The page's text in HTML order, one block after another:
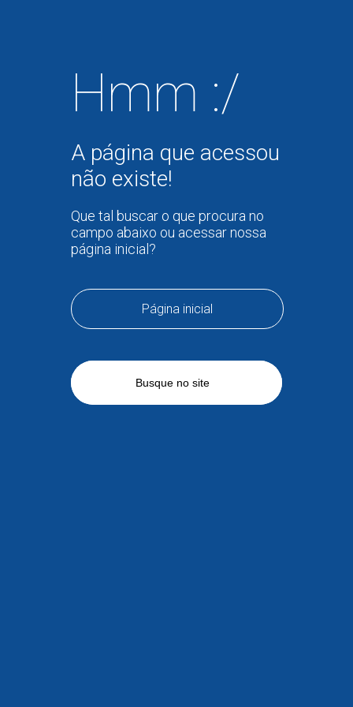
Hmm :/
A página que acessou
não existe!
Que tal buscar o que procura no
campo abaixo ou acessar nossa
página inicial?
Página inicial